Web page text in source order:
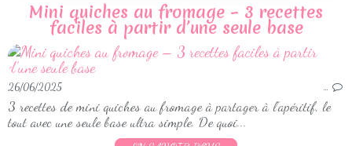
Mini quiches au fromage – 3 recettes
faciles à partir d’une seule base
26/06/2025 …
3 recettes de mini quiches au fromage à partager à l’apéritif, le
tout avec une seule base ultra simple. De quoi...